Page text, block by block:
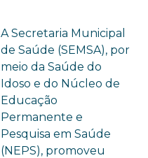
A Secretaria Municipal
de Saúde (SEMSA), por
meio da Saúde do
Idoso e do Núcleo de
Educação
Permanente e
Pesquisa em Saúde
(NEPS), promoveu